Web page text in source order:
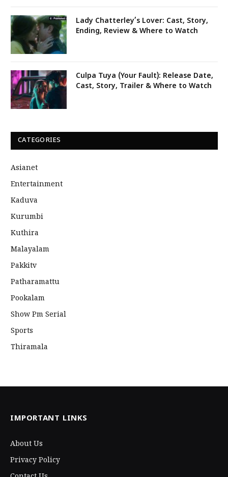
Lady Chatterley’s Lover: Cast, Story,
Ending, Review & Where to Watch
Culpa Tuya (Your Fault): Release Date,
Cast, Story, Trailer & Where to Watch
CATEGORIES
Asianet
Entertainment
Kaduva
Kurumbi
Kuthira
Malayalam
Pakkitv
Patharamattu
Pookalam
Show Pm Serial
Sports
Thiramala
IMPORTANT LINKS
About Us
Privacy Policy